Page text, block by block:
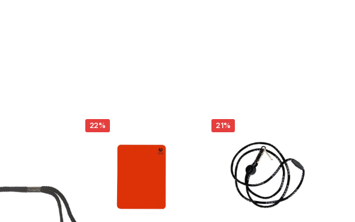
22% 21%